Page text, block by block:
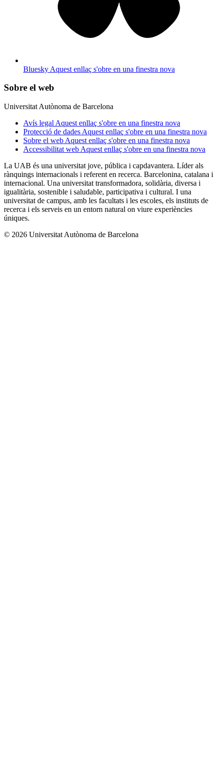
Bluesky Aquest enllaç s'obre en una finestra nova
Sobre el web
Universitat Autònoma de Barcelona
Avís legal Aquest enllaç s'obre en una finestra nova
Protecció de dades Aquest enllaç s'obre en una finestra nova
Sobre el web Aquest enllaç s'obre en una finestra nova
Accessibilitat web Aquest enllaç s'obre en una finestra nova
La UAB és una universitat jove, pública i capdavantera. Líder als
rànquings internacionals i referent en recerca. Barcelonina, catalana i
internacional. Una universitat transformadora, solidària, diversa i
igualitària, sostenible i saludable, participativa i cultural. I una
universitat de campus, amb les facultats i les escoles, els instituts de
recerca i els serveis en un entorn natural on viure experiències
úniques.
© 2026 Universitat Autònoma de Barcelona